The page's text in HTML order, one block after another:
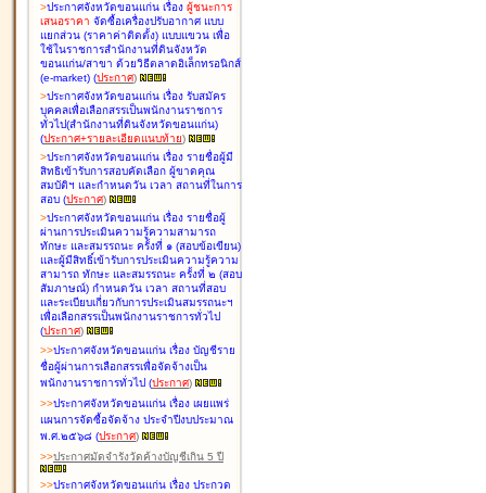
>ประกาศจังหวัดขอนแก่น เรื่อง ผู้ชนะการ
เสนอราคา จัดซื้อเครื่องปรับอากาศ แบบ
แยกส่วน (ราคาค่าติดตั้ง) แบบแขวน เพื่อ
ใช้ในราชการสำนักงานที่ดินจังหวัด
ขอนแก่น/สาขา ด้วยวิธีตลาดอิเล็กทรอนิกส์
(e-market) (ประกาศ)
>ประกาศจังหวัดขอนแก่น เรื่อง รับสมัคร
บุคคลเพื่อเลือกสรรเป็นพนักงานราชการ
ทั่วไป(สำนักงานที่ดินจังหวัดขอนแก่น)
(ประกาศ+รายละเอียดแนบท้าย)
>ประกาศจังหวัดขอนแก่น เรื่อง รายชื่อผู้มี
สิทธิเข้ารับการสอบคัดเลือก ผู้ขาดคุณ
สมบัติฯ และกำหนดวัน เวลา สถานที่ในการ
สอบ (ประกาศ)
>ประกาศจังหวัดขอนแก่น เรื่อง รายชื่อผู้
ผ่านการประเมินความรู้ความสามารถ
ทักษะ และสมรรถนะ ครั้งที่ ๑ (สอบข้อเขียน)
และผู้มีสิทธิ์เข้ารับการประเมินความรู้ความ
สามารถ ทักษะ และสมรรถนะ ครั้งที่ ๒ (สอบ
สัมภาษณ์) กำหนดวัน เวลา สถานที่สอบ
และระเบียบเกี่ยวกับการประเมินสมรรถนะฯ
เพื่อเลือกสรรเป็นพนักงานราชการทั่วไป
(ประกาศ)
>>ประกาศจังหวัดขอนแก่น เรื่อง บัญชีราย
ชื่อผู้ผ่านการเลือกสรรเพื่อจัดจ้างเป็น
พนักงานราชการทั่วไป (ประกาศ)
>>ประกาศจังหวัดขอนแก่น เรื่อง เผยแพร่
แผนการจัดซื้อจัดจ้าง ประจำปีงบประมาณ
พ.ศ.๒๕๖๘ (ประกาศ)
>>ประกาศมัดจำรังวัดค้างบัญชีเกิน 5 ปี
>>ประกาศจังหวัดขอนแก่น เรื่อง ประกวด